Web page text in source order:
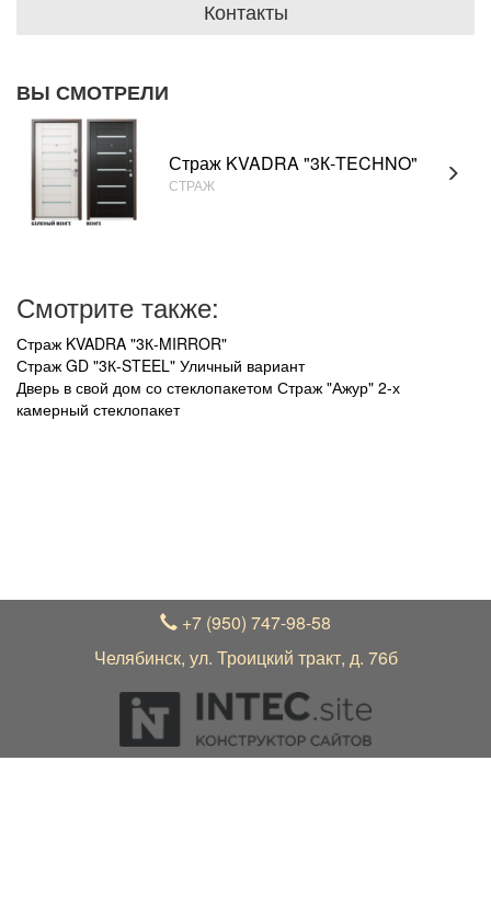
Контакты
ВЫ СМОТРЕЛИ
Страж KVADRA "3К-TECHNO"
СТРАЖ
Смотрите также:
Страж KVADRA "3К-MIRROR"
Страж GD "3К-STEEL" Уличный вариант
Дверь в свой дом со стеклопакетом Страж "Ажур" 2-х
камерный стеклопакет
+7 (950) 747-98-58
Челябинск, ул. Троицкий тракт, д. 76б